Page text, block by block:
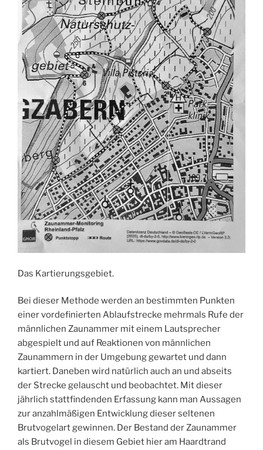
Das Kartierungsgebiet.
Bei dieser Methode werden an bestimmten Punkten
einer vordefinierten Ablaufstrecke mehrmals Rufe der
männlichen Zaunammer mit einem Lautsprecher
abgespielt und auf Reaktionen von männlichen
Zaunammern in der Umgebung gewartet und dann
kartiert. Daneben wird natürlich auch an und abseits
der Strecke gelauscht und beobachtet. Mit dieser
jährlich stattfindenden Erfassung kann man Aussagen
zur anzahlmäßigen Entwicklung dieser seltenen
Brutvogelart gewinnen. Der Bestand der Zaunammer
als Brutvogel in diesem Gebiet hier am Haardtrand